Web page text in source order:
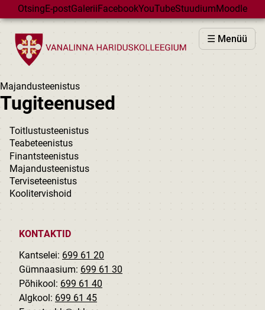
Skip to main content
OtsingE-postGaleriiFacebookYouTubeStuudiumMoodle
☰ Menüü
VHK
VASTUVÕTT
GÜMNAASIUM
MAJAD
HUVIÕPE
SÜNDMUSED
KALENDER
Majandusteenistus
Tugiteenused
Toitlustusteenistus
Teabeteenistus
Finantsteenistus
Majandusteenistus
Terviseteenistus
Koolitervishoid
KONTAKTID
Kantselei: 699 61 20
Gümnaasium: 699 61 30
Põhikool: 699 61 40
Algkool: 699 61 45